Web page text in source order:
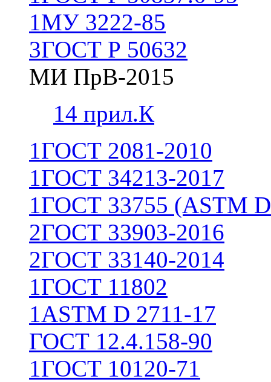
1МУ 3222-85
3ГОСТ Р 50632
МИ ПрВ-2015
14 прил.К
1ГОСТ 2081-2010
1ГОСТ 34213-2017
1ГОСТ 33755 (ASTM
2ГОСТ 33903-2016
2ГОСТ 33140-2014
1ГОСТ 11802
1ASTM D 2711-17
ГОСТ 12.4.158-90
1ГОСТ 10120-71